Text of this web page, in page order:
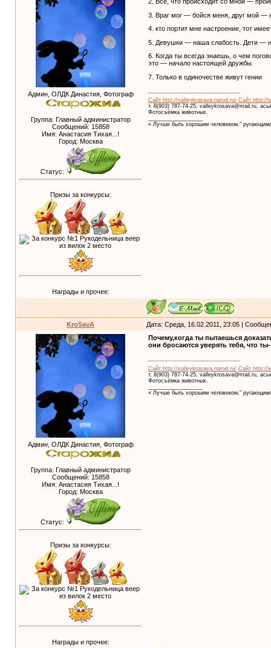
Админ, ОЛДК Династия, Фотограф
Группа: Главный администратор
Сообщений: 15858
Имя: Анастасия Тихая...!
Город: Москва
Статус:
Призы за конкурсы:
Награды и прочее:
3. Враг мог — бойся меня, друг мой —
4. кто портит мне настроение, тот
5. Девушки — наша слабость. Дети —
6. Когда ты всегда знаешь, о чем
это — начало настоящей дружбы.
7. Только в одиночестве живут гении
Сайт http://valleykrosava.narod.ru/ Сайт http://
т. 8(903) 787-74-25, valleykrosava@mail.ru,
Фотосъёмка животных.
« Лучше быть хорошим человеком,"
KroSavA Дата: Среда, 16.02.2011, 23:05 |
Админ, ОЛДК Династия, Фотограф
Группа: Главный администратор
Сообщений: 15858
Имя: Анастасия Тихая...!
Город: Москва
Статус:
Призы за конкурсы:
Награды и прочее:
Почему,когда ты пытаешься
они бросаются уверять тебя, что
Сайт http://valleykrosava.narod.ru/ Сайт http://
т. 8(903) 787-74-25, valleykrosava@mail.ru,
Фотосъёмка животных.
« Лучше быть хорошим человеком,"